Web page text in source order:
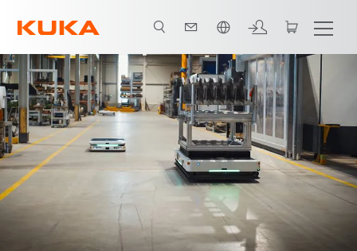
スマート ファクトリー KMPによる材料の流れ すべてのシス